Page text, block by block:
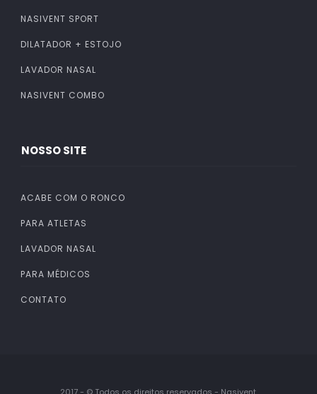
NASIVENT SPORT
DILATADOR + ESTOJO
LAVADOR NASAL
NASIVENT COMBO
NOSSO SITE
ACABE COM O RONCO
PARA ATLETAS
LAVADOR NASAL
PARA MÉDICOS
CONTATO